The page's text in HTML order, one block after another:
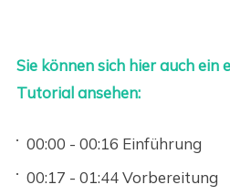
Sie können sich hier auch ein
Tutorial ansehen:
00:00 - 00:16 Einführung
00:17 - 01:44 Vorbereitung